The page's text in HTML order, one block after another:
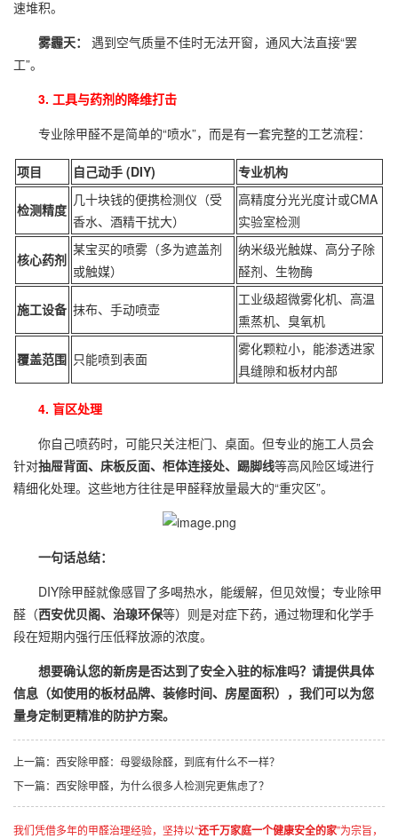
速堆积。
雾霾天：
遇到空气质量不佳时无法开窗，通风大法直接“罢
工”。
3. 工具与药剂的降维打击
专业除甲醛不是简单的“喷水”，而是有一套完整的工艺流程：
项目 自己动手 (DIY) 专业机构
检测精度
几十块钱的便携检测仪（受
香水、酒精干扰大）
高精度分光光度计或CMA
实验室检测
核心药剂
某宝买的喷雾（多为遮盖剂
或触媒）
纳米级光触媒、高分子除
醛剂、生物酶
施工设备 抹布、手动喷壶
工业级超微雾化机、高温
熏蒸机、臭氧机
覆盖范围 只能喷到表面
雾化颗粒小，能渗透进家
具缝隙和板材内部
4. 盲区处理
你自己喷药时，可能只关注柜门、桌面。但专业的施工人员会
针对抽屉背面、床板反面、柜体连接处、踢脚线等高风险区域进行
精细化处理。这些地方往往是甲醛释放量最大的“重灾区”。
一句话总结：
DIY除甲醛就像感冒了多喝热水，能缓解，但见效慢；专业除甲
醛（西安优贝阁、治瑔环保等）则是对症下药，通过物理和化学手
段在短期内强行压低释放源的浓度。
想要确认您的新房是否达到了安全入驻的标准吗？请提供具体
信息（如使用的板材品牌、装修时间、房屋面积），我们可以为您
量身定制更精准的防护方案。
上一篇： 西安除甲醛：母婴级除醛，到底有什么不一样？
下一篇： 西安除甲醛，为什么很多人检测完更焦虑了？
我们凭借多年的甲醛治理经验，坚持以“还千万家庭一个健康安全的家”为宗旨，